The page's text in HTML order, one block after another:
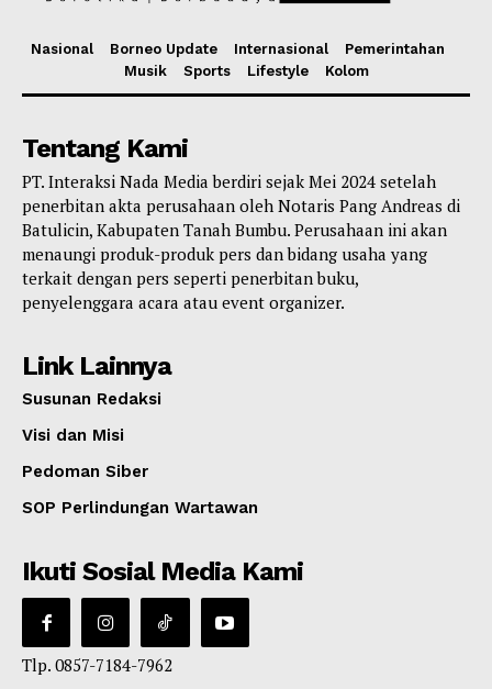
Nasional Borneo Update Internasional
Pemerintahan
Musik
Sports Lifestyle Kolom
Tentang Kami
PT. Interaksi Nada Media berdiri sejak Mei 2024 setelah
penerbitan akta perusahaan oleh Notaris Pang Andreas di
Batulicin, Kabupaten Tanah Bumbu. Perusahaan ini akan
menaungi produk-produk pers dan bidang usaha yang
terkait dengan pers seperti penerbitan buku,
penyelenggara acara atau event organizer.
Link Lainnya
Susunan Redaksi
Visi dan Misi
Pedoman Siber
SOP Perlindungan Wartawan
Ikuti Sosial Media Kami
Tlp. 0857-7184-7962